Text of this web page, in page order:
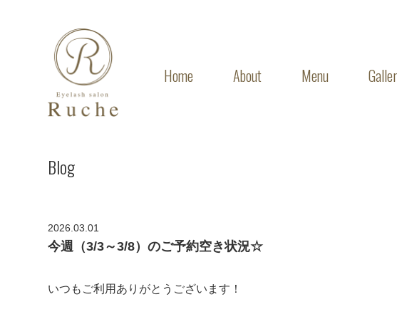
Home About Menu
Blog
2026.03.01
今週（3/3～3/8）のご予約空き状況☆
いつもご利用ありがとうございます！